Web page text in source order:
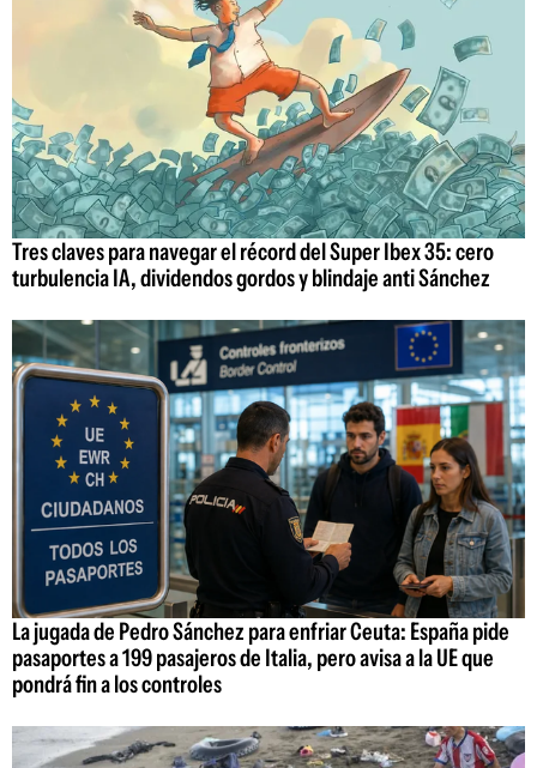
Tres claves para navegar el récord del Super Ibex 35: cero
turbulencia IA, dividendos gordos y blindaje anti Sánchez
La jugada de Pedro Sánchez para enfriar Ceuta: España pide
pasaportes a 199 pasajeros de Italia, pero avisa a la UE que
pondrá fin a los controles